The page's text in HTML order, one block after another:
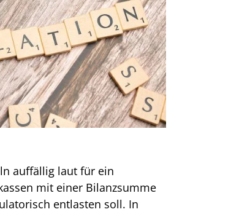
auffällig laut für ein
mit einer Bilanzsumme
entlasten soll. In